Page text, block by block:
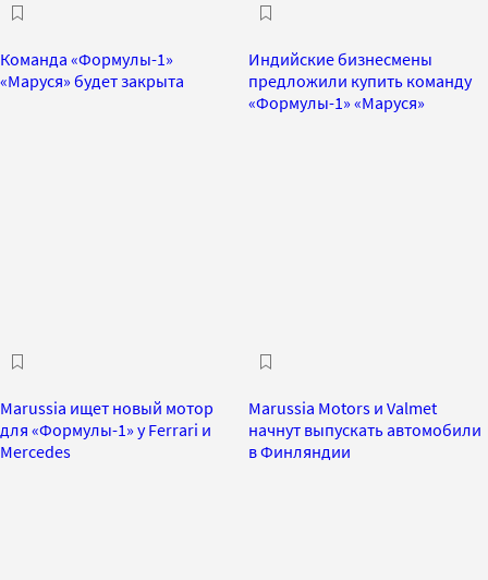
Команда «Формулы-1»
«Маруся» будет закрыта
Индийские бизнесмены
предложили купить команду
«Формулы-1» «Маруся»
Marussia ищет новый мотор
для «Формулы-1» у Ferrari и
Mercedes
Marussia Motors и Valmet
начнут выпускать автомобили
в Финляндии